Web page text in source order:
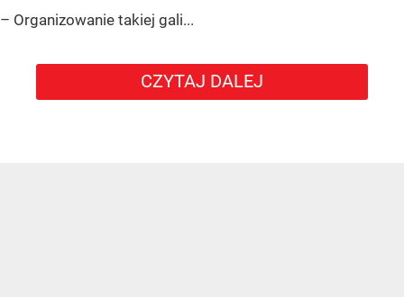
– Organizowanie takiej gali...
CZYTAJ DALEJ